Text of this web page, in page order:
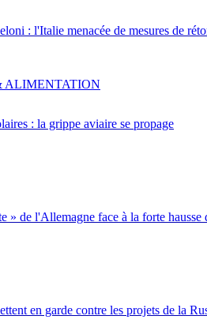
: l'Italie menacée de mesures de
: la grippe aviaire se propage
ALIMENTATION
» de l'Allemagne face à la forte hausse
en garde contre les projets de la